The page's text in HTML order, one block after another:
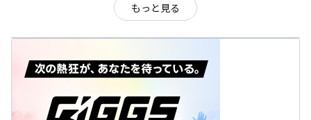
もっと見る